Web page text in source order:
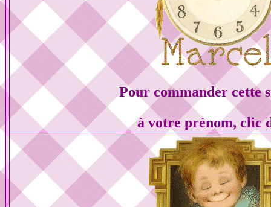
Pour commander cette
à votre prénom, clic